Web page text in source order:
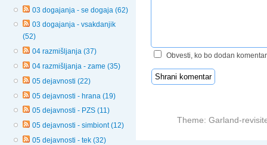
03 dogajanja - se dogaja (62)
03 dogajanja - vsakdanjik
(52)
04 razmišljanja (37)
04 razmišljanja - zame (35)
05 dejavnosti (22)
05 dejavnosti - hrana (19)
05 dejavnosti - PZS (11)
05 dejavnosti - simbiont (12)
05 dejavnosti - tek (32)
Obvesti, ko bo dodan komentar
Theme: Garland-